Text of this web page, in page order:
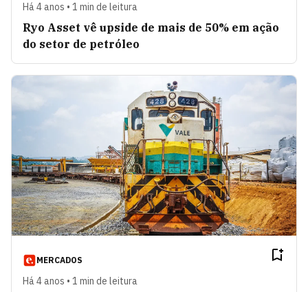
Há 4 anos • 1 min de leitura
Ryo Asset vê upside de mais de 50% em ação
do setor de petróleo
MERCADOS
Há 4 anos • 1 min de leitura